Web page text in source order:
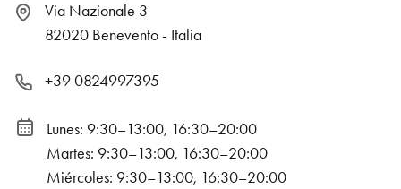
Via Nazionale 3
82020 Benevento - Italia
+39 0824997395
Lunes: 9:30–13:00, 16:30–20:00
Martes: 9:30–13:00, 16:30–20:00
Miércoles: 9:30–13:00, 16:30–20:00